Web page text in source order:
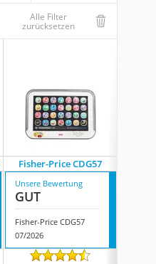
Alle Filter
zurücksetzen
Fisher-Price CDG57
Unsere Bewertung
GUT
Fisher-Price CDG57
07/2026